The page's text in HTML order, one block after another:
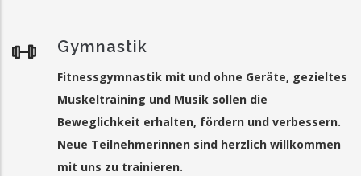
Gymnastik
Fitnessgymnastik mit und ohne Geräte, gezieltes
Muskeltraining und Musik sollen die
Beweglichkeit erhalten, fördern und verbessern.
Neue Teilnehmerinnen sind herzlich willkommen
mit uns zu trainieren.